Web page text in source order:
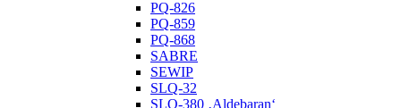
PQ-826
PQ-859
PQ-868
SABRE
SEWIP
SLQ-32
SLQ-380 ‚Aldebaran‘